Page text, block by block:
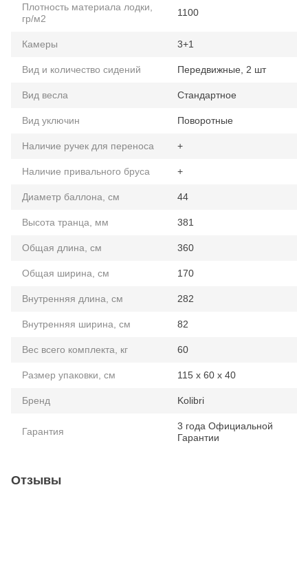
Плотность материала лодки,
гр/м2
1100
Камеры 3+1
Вид и количество сидений Передвижные, 2 шт
Вид весла Стандартное
Вид уключин Поворотные
Наличие ручек для переноса +
Наличие привального бруса +
Диаметр баллона, см 44
Высота транца, мм 381
Общая длина, см 360
Общая ширина, см 170
Внутренняя длина, см 282
Внутренняя ширина, см 82
Вес всего комплекта, кг 60
Размер упаковки, см 115 х 60 х 40
Бренд Kolibri
Гарантия
3 года Официальной
Гарантии
Отзывы